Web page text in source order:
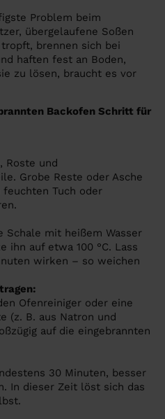
Problem beim
übergelaufene Soßen
brennen sich bei
haften fest an Boden,
zu lösen, braucht es vor
Backofen Schritt für
Roste und
Grobe Reste oder Asche
Tuch oder
mit heißem Wasser
ihn auf etwa 100 °C. Lass
wirken – so weichen
Ofenreiniger oder eine
(z. B. aus Natron und
auf die eingebrannten
30 Minuten, besser
In dieser Zeit löst sich das